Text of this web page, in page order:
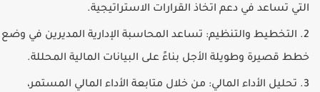
التي تساعد في دعم اتخاذ القرارات الاستراتيجية.
التخطيط والتنظيم: تساعد المحاسبة الإدارية المديرين في وضع
خطط قصيرة وطويلة الأجل بناءً على البيانات المالية المحللة.
تحليل الأداء المالي: من خلال متابعة الأداء المالي المستمر،